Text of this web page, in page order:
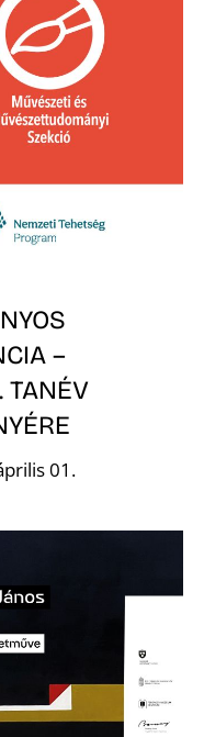
–
TANÉV
01.